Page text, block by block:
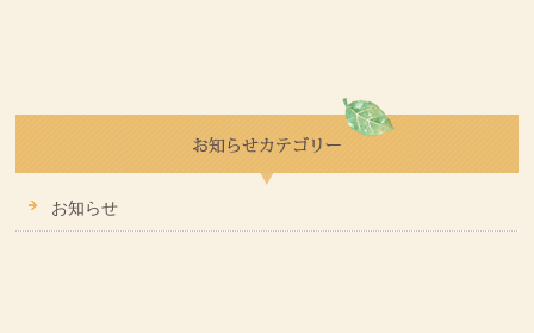
お知らせ